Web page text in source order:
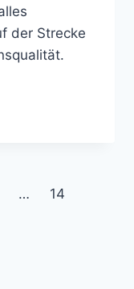
der Strecke
… 14